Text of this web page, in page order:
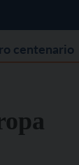
centenario